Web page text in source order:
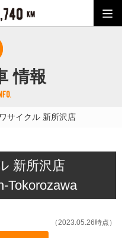
情報
サイクル 新所沢店
新所沢店
Tokorozawa
（2023.05.26時点）